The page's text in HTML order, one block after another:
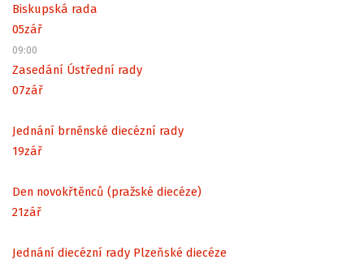
Biskupská rada
05zář
09:00
Zasedání Ústřední rady
07zář
Jednání brněnské diecézní rady
19zář
Den novokřtěnců (pražské diecéze)
21zář
Jednání diecézní rady Plzeňské diecéze